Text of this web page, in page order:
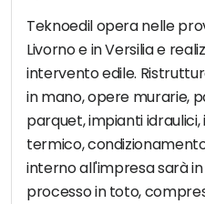
Teknoedil opera nelle
Livorno e in Versilia e
intervento edile.
in mano, opere murarie,
parquet, impianti
termico,
interno all'impresa sarà
processo in toto,